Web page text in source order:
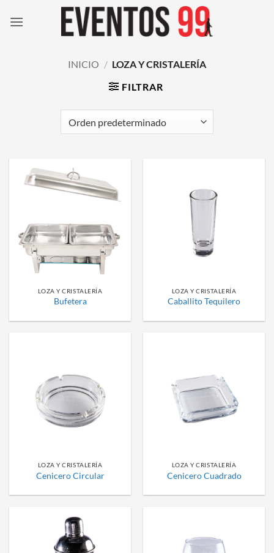
INICIO / LOZA Y CRISTALERÍA
FILTRAR
LOZA Y CRISTALERÍA
Bufetera
LOZA Y CRISTALERÍA
Caballito Tequilero
LOZA Y CRISTALERÍA
Cenicero Circular
LOZA Y CRISTALERÍA
Cenicero Cuadrado